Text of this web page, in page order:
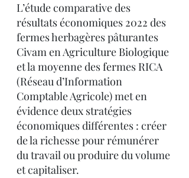
L’étude comparative des
résultats économiques 2022 des
fermes herbagères pâturantes
Civam en Agriculture Biologique
et la moyenne des fermes RICA
(Réseau d’Information
Comptable Agricole) met en
évidence deux stratégies
économiques différentes : créer
de la richesse pour rémunérer
du travail ou produire du volume
et capitaliser.